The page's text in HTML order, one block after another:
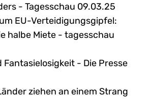
- Tagesschau 09.03.25
EU-Verteidigungsgipfel:
halbe Miete - tagesschau
Fantasielosigkeit - Die Presse
ziehen an einem Strang